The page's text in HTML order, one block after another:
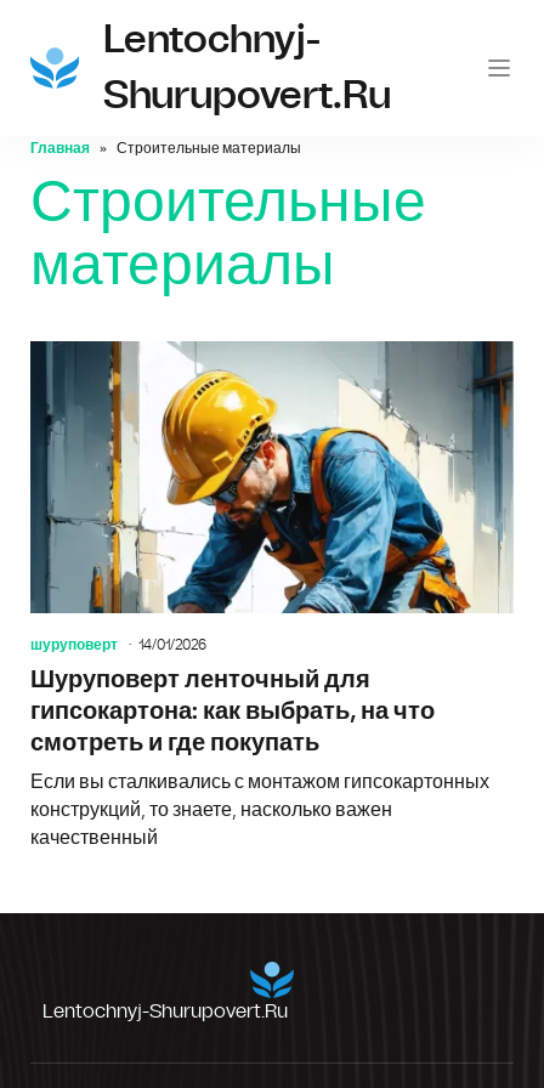
Lentochnyj-
Shurupovert.ru
Главная Строительные материалы
Строительные
материалы
шуруповерт 14/01/2026
Шуруповерт ленточный для
гипсокартона: как выбрать, на что
смотреть и где покупать
Если вы сталкивались с монтажом гипсокартонных
конструкций, то знаете, насколько важен
качественный
Lentochnyj-Shurupovert.ru